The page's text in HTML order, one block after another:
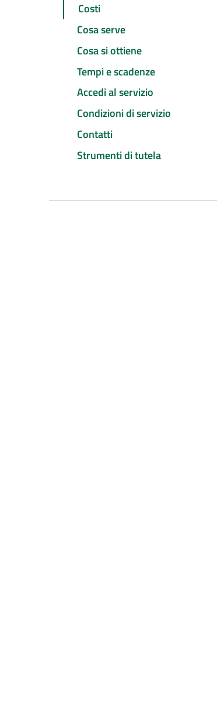
Costi
Cosa serve
Cosa si ottiene
Tempi e scadenze
Accedi al servizio
Condizioni di servizio
Contatti
Strumenti di tutela